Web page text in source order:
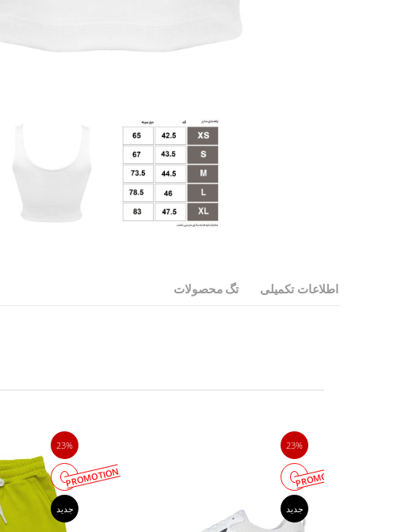
اطلاعات تکمیلی تگ محصولات
23%
PROMOTION
جدید
23%
PROMOTION
جدید